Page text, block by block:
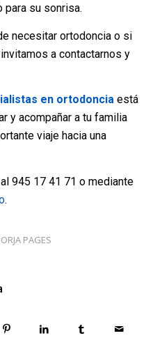
para su sonrisa.
necesitar ortodoncia o si
a contactarnos y
en ortodonciaestá
y acompañar a tu familia
viaje hacia una
945 17 41 71 o mediante
.
PAGES